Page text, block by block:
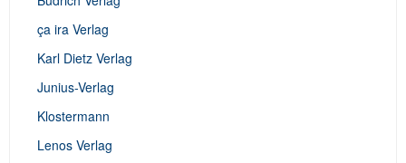
ça ira Verlag
Karl Dietz Verlag
Junius-Verlag
Klostermann
Lenos Verlag